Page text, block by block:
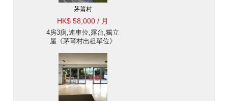
茅莆村
HK$ 58,000 / 月
4房3廁,連車位,露台,獨立
屋《茅莆村出租單位》